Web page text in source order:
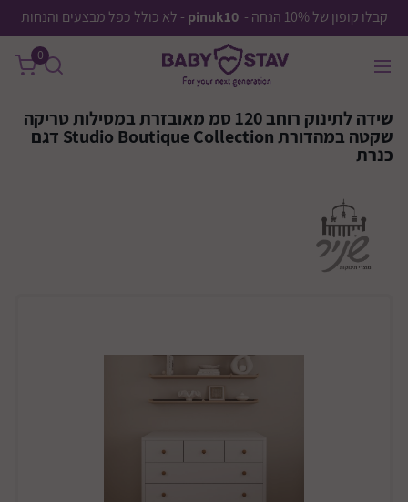
קבלו קופון של 10% הנחה - pinuk10 - לא כולל כפל מבצעים והנחות
0
שידה לתינוק רוחב 120 סמ מאובזרת במסילות טריקה
שקטה במהדורת Studio Boutique Collection דגם
כנרת